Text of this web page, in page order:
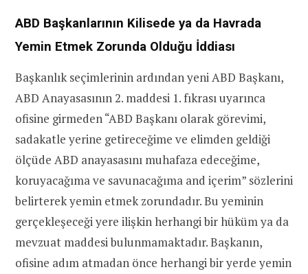
ABD Başkanlarının Kilisede ya da Havrada
Yemin Etmek Zorunda Olduğu İddiası
Başkanlık seçimlerinin ardından yeni ABD Başkanı,
ABD Anayasasının 2. maddesi 1. fıkrası uyarınca
ofisine girmeden “ABD Başkanı olarak görevimi,
sadakatle yerine getireceğime ve elimden geldiği
ölçüde ABD anayasasını muhafaza edeceğime,
koruyacağıma ve savunacağıma and içerim” sözlerini
belirterek yemin etmek zorundadır. Bu yeminin
gerçekleşeceği yere ilişkin herhangi bir hüküm ya da
mevzuat maddesi bulunmamaktadır. Başkanın,
ofisine adım atmadan önce herhangi bir yerde yemin